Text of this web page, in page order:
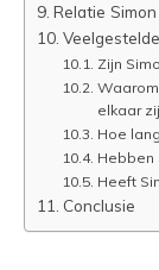
Relatie
Zijn
elkaar
Hoe
Hebben
Heeft
Conclusie